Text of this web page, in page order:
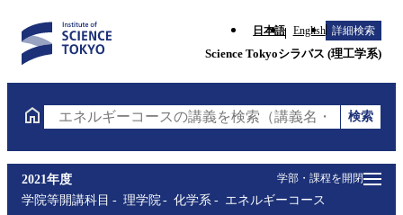
日本語 English 詳細検索
Science Tokyoシラバス (理工学系)
エネルギーコースの講義を検索（講義名・科目コード
検索
学部・課程を開閉
2021年度
学院等開講科目
理学院 化学系 エネルギーコース